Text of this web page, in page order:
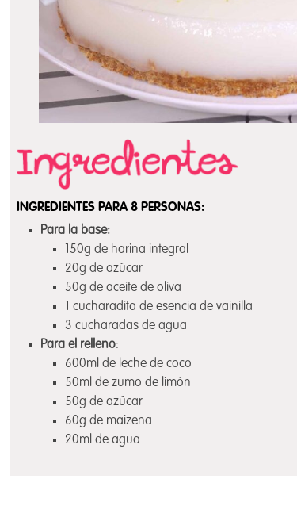
INGREDIENTES PARA 8 PERSONAS:
Para la base:
150g de harina integral
20g de azúcar
50g de aceite de oliva
1 cucharadita de esencia de vainilla
3 cucharadas de agua
Para el relleno:
600ml de leche de coco
50ml de zumo de limón
50g de azúcar
60g de maizena
20ml de agua